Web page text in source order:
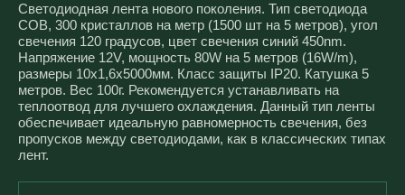
Светодиодная лента нового поколения. Тип светодиода
COB, 300 кристаллов на метр (1500 шт на 5 метров), угол
свечения 120 градусов, цвет свечения синий 450nm.
Напряжение 12V, мощность 80W на 5 метров (16W/m),
размеры 10x1,6x5000мм. Класс защиты IP20. Катушка 5
метров. Вес 100г. Рекомендуется устанавливать на
теплоотвод для лучшего охлаждения. Данный тип ленты
обеспечивает идеальную равномерность свечения, без
пропусков между светодиодами, как в классических типах
лент.